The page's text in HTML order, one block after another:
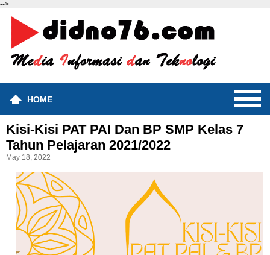
-->
HOME
Kisi-Kisi PAT PAI Dan BP SMP Kelas 7
Tahun Pelajaran 2021/2022
May 18, 2022